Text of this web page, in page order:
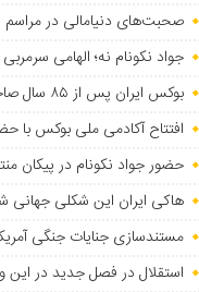
صحبت‌های دنیامالی در مراسم
جواد نکونام نه؛ الهامی
بوکس ایران پس از ۸۵ سال صاحب آکادمی تیم های ملی شد
افتتاح آکادمی ملی بوکس با
حضور جواد نکونام در پیکان
هاکی ایران این شکلی جهانی
مستندسازی جنایات جنگی
استقلال در فصل جدید در این